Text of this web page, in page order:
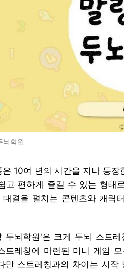
뇌학원
은 10여 년의 시간을 지나 등
고 편하게 즐길 수 있는 형태
대결을 펼치는 콘텐츠와 캐릭
두뇌학원'은 크게 두뇌 스트
트레칭에 마련된 미니 게임
만 스트레칭과의 차이는 시